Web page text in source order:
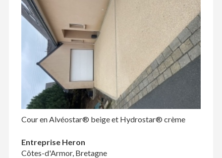
Cour en Alvéostar® beige et Hydrostar® crème
Entreprise Heron
Côtes-d'Armor, Bretagne